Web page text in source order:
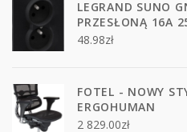
LEGRAND SUNO
PRZESŁONĄ 16A
48.98zł
FOTEL - NOWY
ERGOHUMAN
2 829.00zł